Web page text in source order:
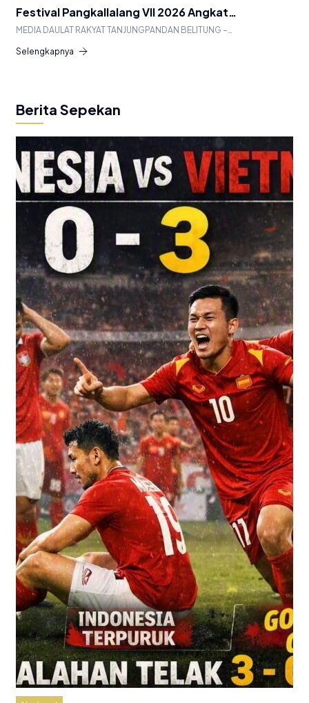
Festival Pangkallalang VII 2026 Angkat…
MEDIA DAULAT RAKYAT TANJUNGPANDAN BELITUNG –…
Selengkapnya
Berita Sepekan